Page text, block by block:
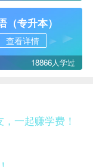
（专升本）
查看详情
18866人学过
一起赚学费！